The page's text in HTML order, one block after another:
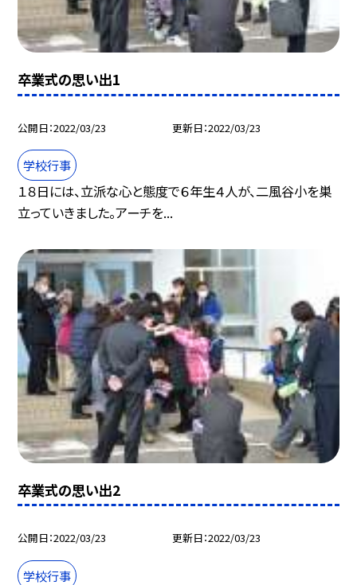
卒業式の思い出1
公開日 2022/03/23 更新日 2022/03/23
学校行事
１８日には、立派な心と態度で６年生４人が、二風谷小を巣
立っていきました。アーチを...
卒業式の思い出2
公開日 2022/03/23 更新日 2022/03/23
学校行事